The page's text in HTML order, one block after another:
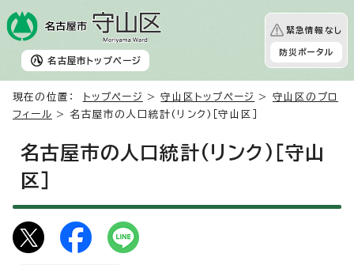
名古屋市 トップページ
緊急情報なし
防災ポータル
現在の位置： トップページ >守山区トップページ > 守山区のプロ
フィール > 名古屋市の人口統計(リンク)［守山区］
名古屋市の人口統計(リンク)［守山
区］